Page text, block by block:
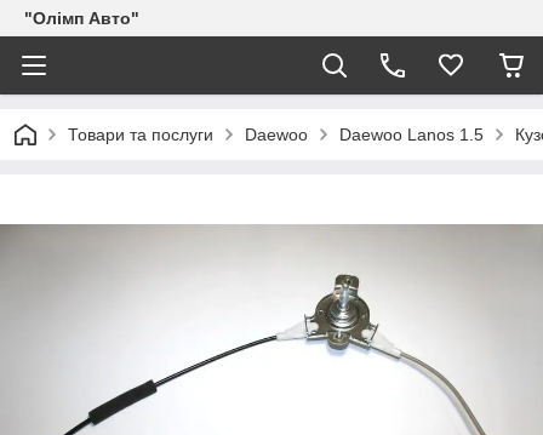
"Олімп Авто"
Товари та послуги Daewoo Daewoo Lanos 1.5